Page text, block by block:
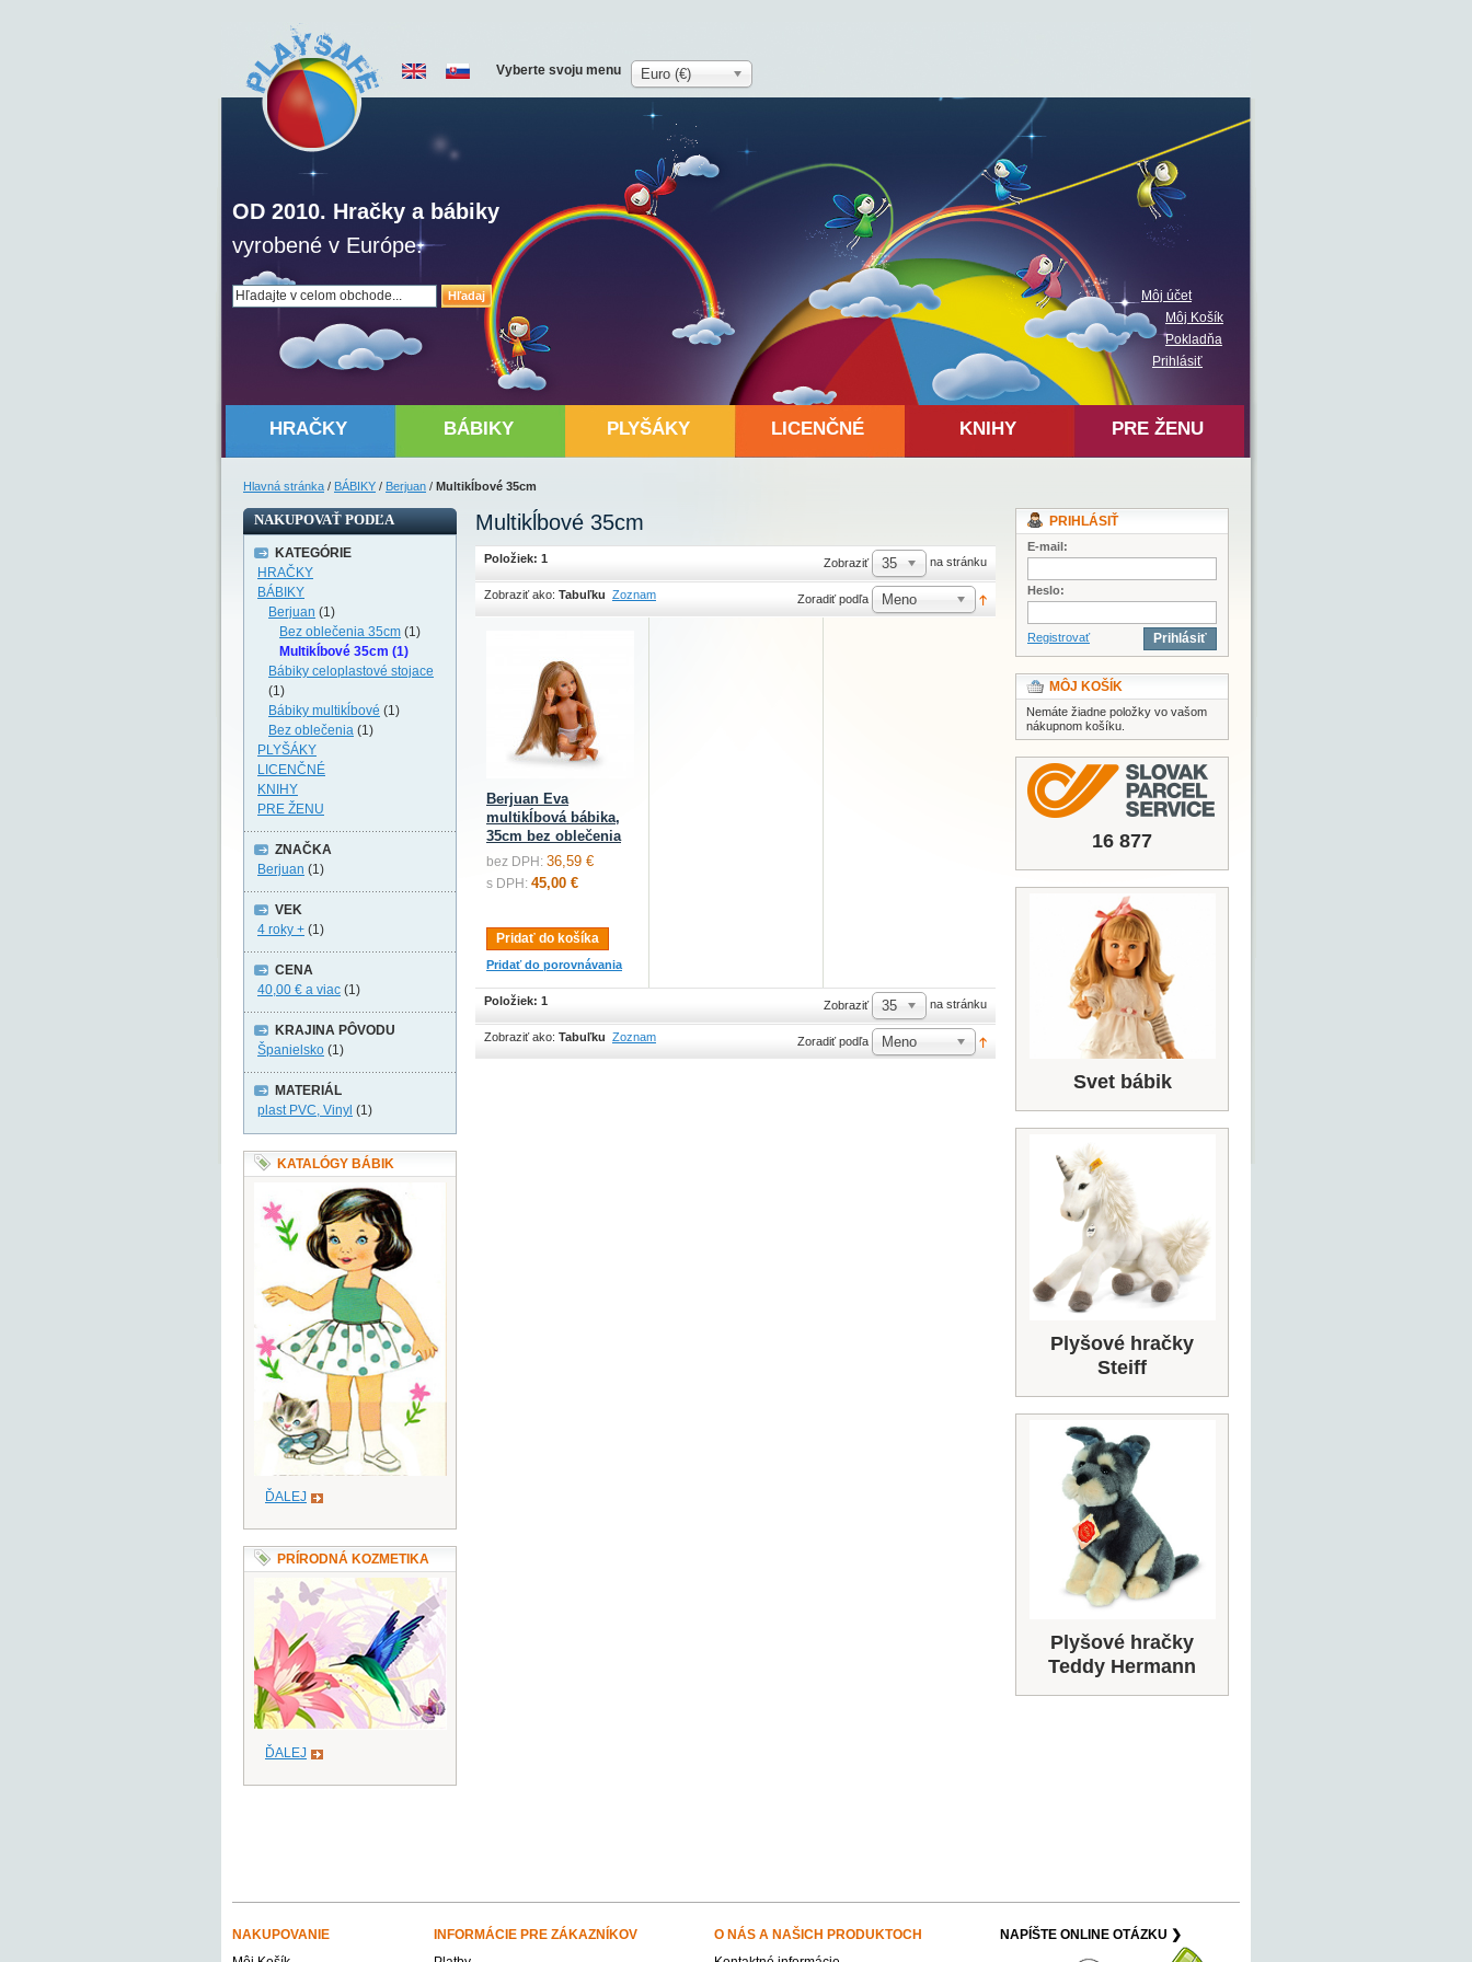
Hľadaj
OD 2010. Hračky a bábiky
vyrobené v Európe.
Môj účet
Môj Košík
Pokladňa
Prihlásiť
Vyberte svoju menu Euro (€)
HRAČKY BÁBIKY PLYŠÁKY LICENČNÉ KNIHY PRE ŽENU
Hlavná stránka / BÁBIKY / Berjuan / Multikĺbové 35cm
Multikĺbové 35cm
Položiek: 1 Zobraziť 35 na stránku
Zobraziť ako: Tabuľku Zoznam Zoradiť podľa Meno
Berjuan Eva
multikĺbová bábika,
35cm bez oblečenia
bez DPH: 36,59 €
s DPH: 45,00 €
Pridať do košíka
Pridať do porovnávania
Položiek: 1 Zobraziť 35 na stránku
Zobraziť ako: Tabuľku Zoznam Zoradiť podľa Meno
NAKUPOVAŤ PODĽA
KATEGÓRIE
HRAČKY
BÁBIKY
Berjuan (1)
Bez oblečenia 35cm (1)
Multikĺbové 35cm (1)
Bábiky celoplastové stojace
(1)
Bábiky multikĺbové (1)
Bez oblečenia (1)
PLYŠÁKY
LICENČNÉ
KNIHY
PRE ŽENU
ZNAČKA
Berjuan (1)
VEK
4 roky + (1)
CENA
40,00 € a viac (1)
KRAJINA PÔVODU
Španielsko (1)
MATERIÁL
plast PVC, Vinyl (1)
KATALÓGY BÁBIK
ĎALEJ
PRÍRODNÁ KOZMETIKA
ĎALEJ
PRIHLÁSIŤ
E-mail:
Heslo:
Registrovať Prihlásiť
MÔJ KOŠÍK
Nemáte žiadne položky vo vašom
nákupnom košíku.
16 877
Svet bábik
Plyšové hračky
Steiff
Plyšové hračky
Teddy Hermann
NAKUPOVANIE INFORMÁCIE PRE ZÁKAZNÍKOV O NÁS A NAŠICH PRODUKTOCH
NAPÍŠTE ONLINE OTÁZKU ❯